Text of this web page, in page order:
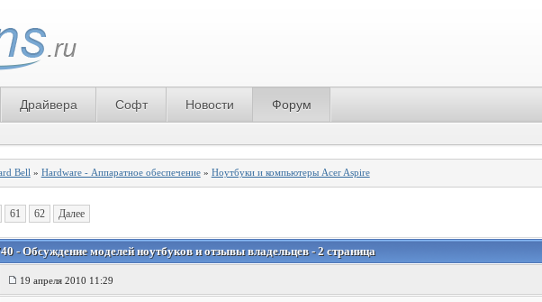
Драйвера Софт Новости Форум
Bell » Hardware - Аппаратное обеспечение» Ноутбуки и компьютеры Acer Aspire
61 62 Далее
- Обсуждение моделей ноутбуков и отзывы владельцев - 2 страница
19 апреля 2010 11:29